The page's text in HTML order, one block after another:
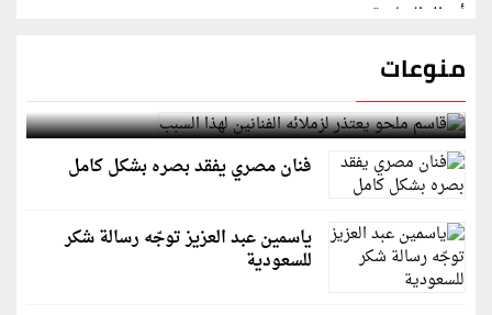
منوعات
قاسم ملحو يعتذر لزملائه الفنانين لهذا السبب
فنان مصري يفقد بصره بشكل كامل
ياسمين عبد العزيز توجّه رسالة شكر
للسعودية